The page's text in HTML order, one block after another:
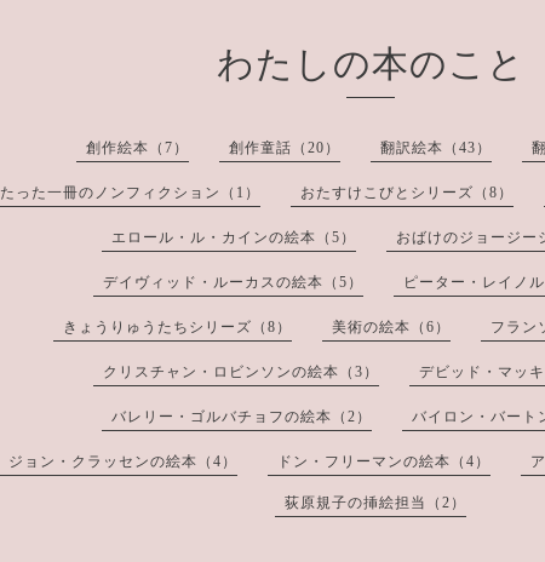
わたしの本のこと
創作絵本（7） 創作童話（20） 翻訳絵本（43）
たった一冊のノンフィクション（1） おたすけこびとシリーズ（8）
エロール・ル・カインの絵本（5） おばけのジョージー
デイヴィッド・ルーカスの絵本（5） ピーター・レイノ
きょうりゅうたちシリーズ（8） 美術の絵本（6） フラン
クリスチャン・ロビンソンの絵本（3） デビッド・マッキ
バレリー・ゴルバチョフの絵本（2） バイロン・バート
ジョン・クラッセンの絵本（4） ドン・フリーマンの絵本（4）
荻原規子の挿絵担当（2）